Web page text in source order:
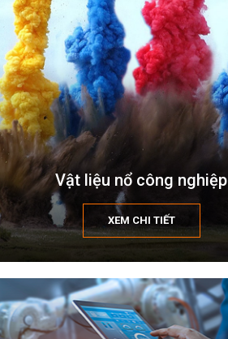
Vật liệu nổ công nghiệp
XEM CHI TIẾT